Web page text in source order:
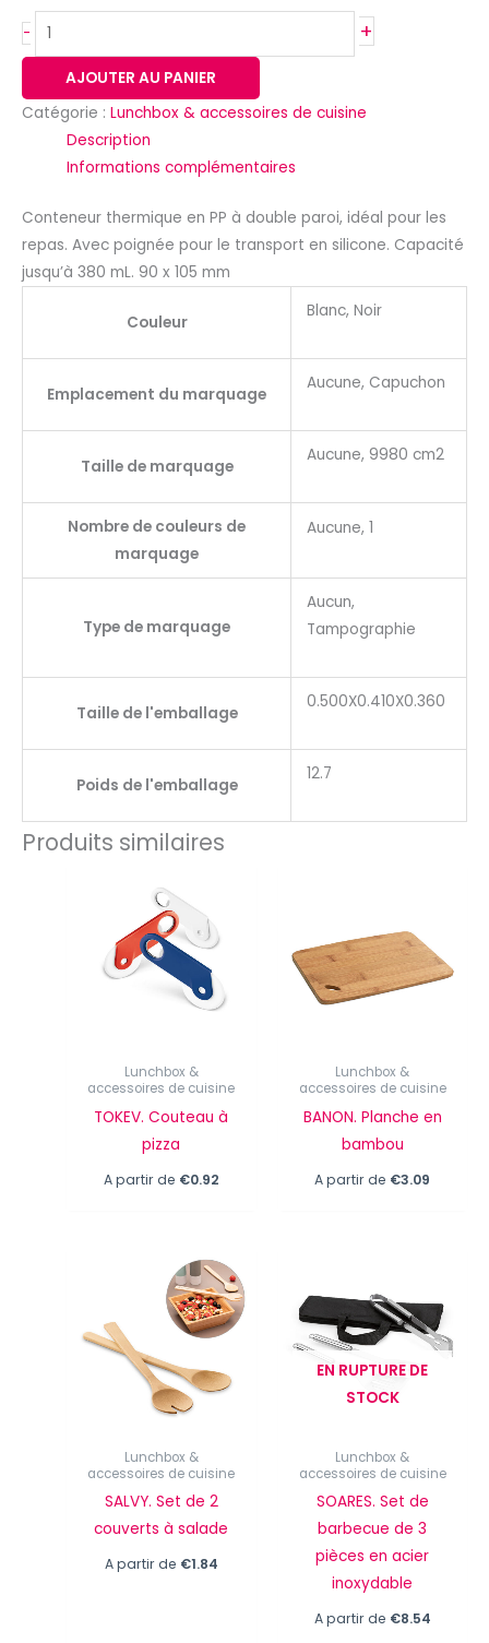
- +
AJOUTER AU PANIER
Catégorie : Lunchbox & accessoires de cuisine
Description
Informations complémentaires
Conteneur thermique en PP à double paroi, idéal pour les
repas. Avec poignée pour le transport en silicone. Capacité
jusqu’à 380 mL. 90 x 105 mm
Couleur
Blanc, Noir
Emplacement du marquage
Aucune, Capuchon
Taille de marquage
Aucune, 9980 cm2
Nombre de couleurs de
marquage
Aucune, 1
Type de marquage
Aucun,
Tampographie
Taille de l'emballage
0.500X0.410X0.360
Poids de l'emballage
12.7
Produits similaires
Lunchbox &
accessoires de cuisine
TOKEV. Couteau à
pizza
A partir de €0.92
Lunchbox &
accessoires de cuisine
BANON. Planche en
bambou
A partir de €3.09
Lunchbox &
accessoires de cuisine
SALVY. Set de 2
couverts à salade
A partir de €1.84
EN RUPTURE DE
STOCK
Lunchbox &
accessoires de cuisine
SOARES. Set de
barbecue de 3
pièces en acier
inoxydable
A partir de €8.54